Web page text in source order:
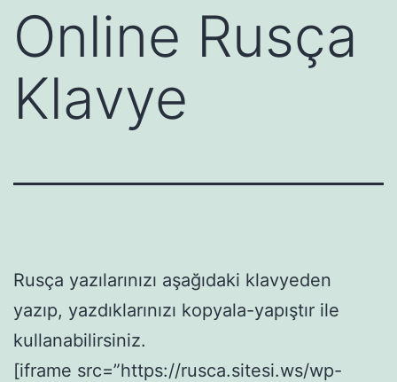
Online Rusça
Klavye
Rusça yazılarınızı aşağıdaki klavyeden
yazıp, yazdıklarınızı kopyala-yapıştır ile
kullanabilirsiniz.
[iframe src=”https://rusca.sitesi.ws/wp-